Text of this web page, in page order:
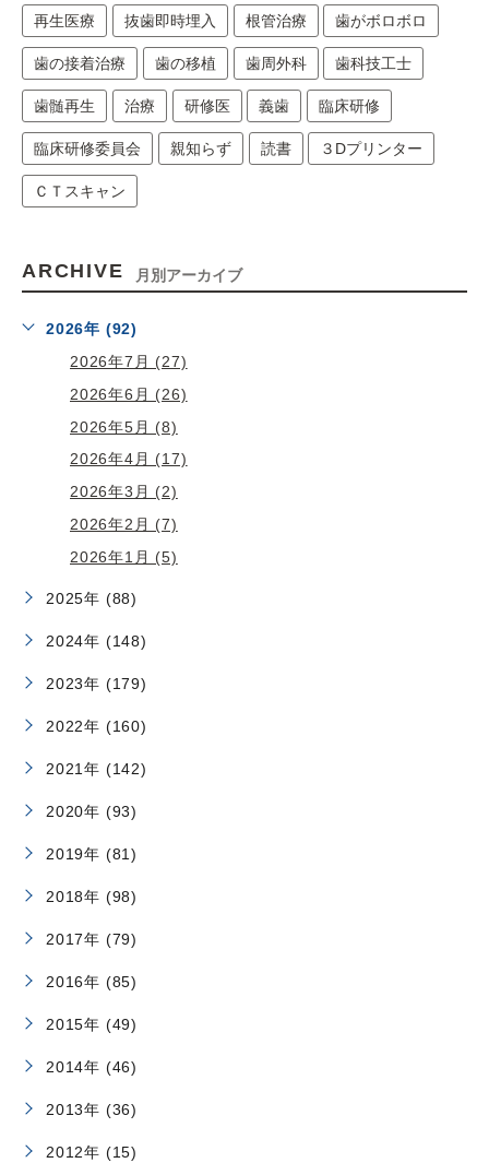
再生医療 抜歯即時埋入 根管治療 歯がボロボロ
歯の接着治療 歯の移植 歯周外科 歯科技工士
歯髄再生 治療 研修医 義歯 臨床研修
臨床研修委員会 親知らず 読書 ３Dプリンター
ＣＴスキャン
ARCHIVE 月別アーカイブ
2026年 (92)
2026年7月 (27)
2026年6月 (26)
2026年5月 (8)
2026年4月 (17)
2026年3月 (2)
2026年2月 (7)
2026年1月 (5)
2025年 (88)
2024年 (148)
2023年 (179)
2022年 (160)
2021年 (142)
2020年 (93)
2019年 (81)
2018年 (98)
2017年 (79)
2016年 (85)
2015年 (49)
2014年 (46)
2013年 (36)
2012年 (15)